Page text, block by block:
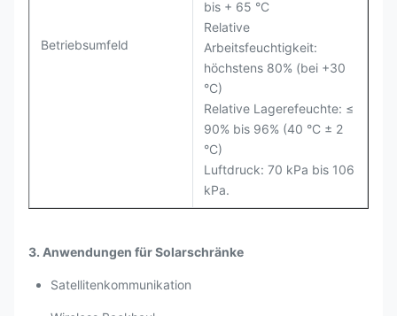
Betriebsumfeld
bis + 65 °C
Relative
Arbeitsfeuchtigkeit:
höchstens 80% (bei +30
°C)
Relative Lagerefeuchte: ≤
90% bis 96% (40 °C ± 2
°C)
Luftdruck: 70 kPa bis 106
kPa.
3. Anwendungen für Solarschränke
Satellitenkommunikation